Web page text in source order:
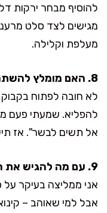
להוסיף מבחר ירקות
מגישים לצד סלט
מעלפת וקלילה.
8. האם מומלץ להשתמש ביין משובח?
לא חובה לפתוח בקבוק
להפליא. שמעתי פעם
אל תשים לבשר". אז
9. עם מה להגיש את התבשיל?
אני ממליצה בעיקר
אבל למי שאוהב –